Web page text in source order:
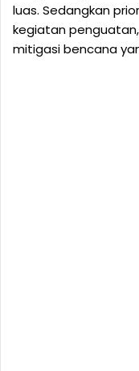
luas. Sedangkan
kegiatan
mitigasi bencana